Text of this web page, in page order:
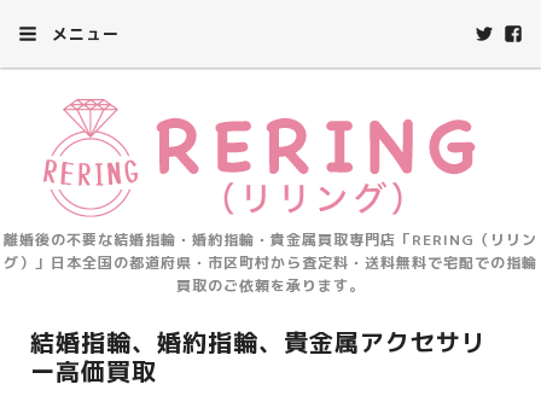
メニュー
離婚後の不要な結婚指輪・婚約指輪・貴金属買取専門店「RERING（リリン
グ）」日本全国の都道府県・市区町村から査定料・送料無料で宅配での指輪
買取のご依頼を承ります。
結婚指輪、婚約指輪、貴金属アクセサリ
ー高価買取